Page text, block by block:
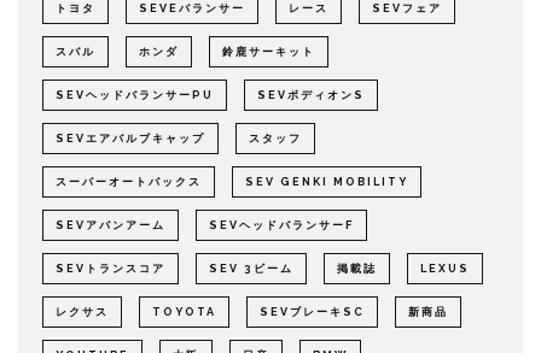
トヨタ SEVEバランサー レース SEVフェア
スバル ホンダ 鈴鹿サーキット
SEVヘッドバランサーPU SEVボディオンS
SEVエアバルブキャップ スタッフ
スーパーオートバックス SEV GENKI MOBILITY
SEVアバンアーム SEVヘッドバランサーF
SEVトランスコア SEV 3ビーム 掲載誌 LEXUS
レクサス TOYOTA SEVブレーキSC 新商品